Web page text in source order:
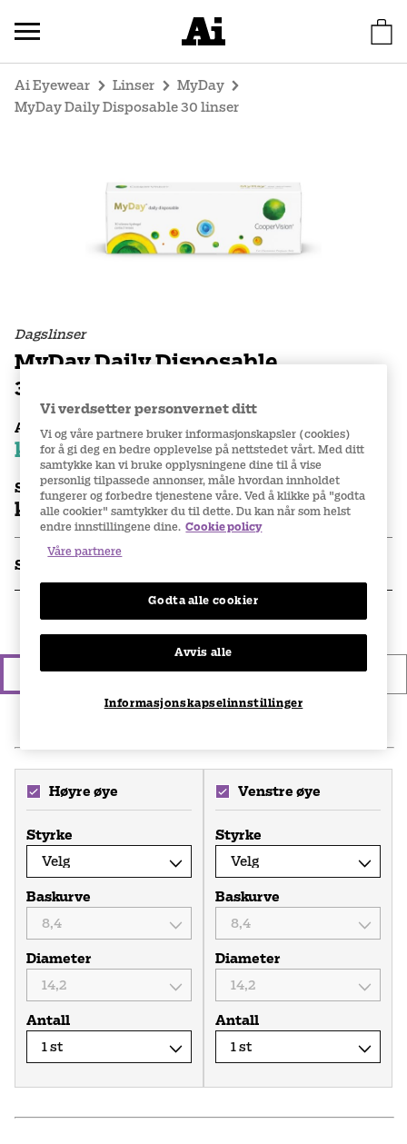
Ai Eyewear Linser
MyDay
MyDay Daily Disposable 30 linser
Dagslinser
MyDay Daily Disposable
30 linser
Abonnementspris
kr 299 per eske
Stykkpris
kr 329 per eske
Spesifikasjoner
1.Velg type linsekjøp
Engangskjøp Abonnement
Høyre øye
Styrke
Baskurve
Diameter
Antall
Venstre øye
Styrke
Baskurve
Diameter
Antall
Vi verdsetter personvernet ditt
Vi og våre partnere bruker informasjonskapsler (cookies)
for å gi deg en bedre opplevelse på nettstedet vårt. Med ditt
samtykke kan vi bruke opplysningene dine til å vise
personlig tilpassede annonser, måle hvordan innholdet
fungerer og forbedre tjenestene våre. Ved å klikke på "godta
alle cookier" samtykker du til dette. Du kan når som helst
endre innstillingene dine. Cookie policy
Våre partnere
Informasjonskapselinnstillinger
Avvis alle
Godta alle cookier